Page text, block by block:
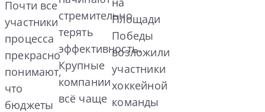
Почти все
участники
процесса
прекрасно
понимают,
что
бюджеты
стремительно
терять
эффективность.
Крупные
компании
всё чаще
Площади
Победы
возложили
участники
хоккейной
команды